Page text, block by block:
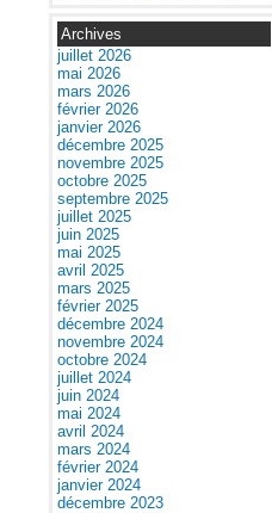
Archives
juillet 2026
mai 2026
mars 2026
février 2026
janvier 2026
décembre 2025
novembre 2025
octobre 2025
septembre 2025
juillet 2025
juin 2025
mai 2025
avril 2025
mars 2025
février 2025
décembre 2024
novembre 2024
octobre 2024
juillet 2024
juin 2024
mai 2024
avril 2024
mars 2024
février 2024
janvier 2024
décembre 2023